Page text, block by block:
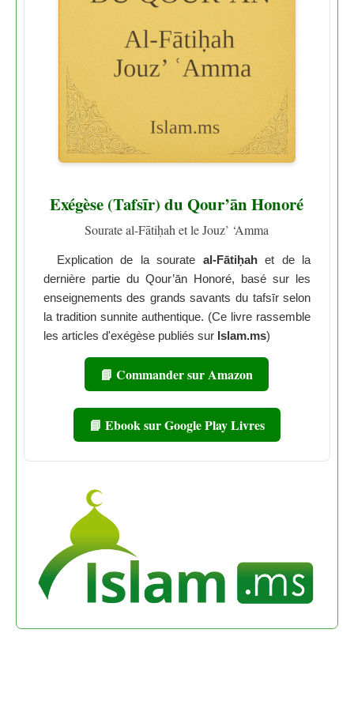
Exégèse (Tafsīr) du Qour’ān Honoré
Sourate al-Fātiḥah et le Jouz’ ‘Amma
Explication de la sourate al-Fātiḥahet de la
dernière partie du Qour’ān Honoré, basé sur les
enseignements des grands savants du tafsīr selon
la tradition sunnite authentique. (Ce livre rassemble
les articles d'exégèse publiés sur Islam.ms)
📘 Commander sur Amazon
📘 Ebook sur Google Play Livres